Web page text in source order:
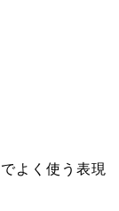
よく使う表現